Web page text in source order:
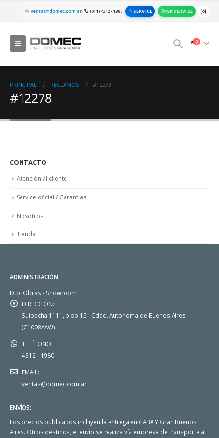
ventas@domec.com.ar| (011) 4312 - 1980 SERVICE WP SERVICE
0
PRINCIPAL RECLAMOS #12278
#12278
CONTACTO
Atención al cliente
Service oficial / Garantías
Nosotros
Tienda
ADMINISTRACIÓN
Dto. Obras - Showroom
DIRECCIÓN:
Suipacha 1111, piso 15 - Cdad. Autonoma de Buenos Aires
(C1008AAW)
TELÉFONO:
4312 - 1980
EMAIL:
ventas@domec.com.ar
ENVÍOS:
Los precios publicados incluyen la entrega en CABA Y Gran Buenos
Aires. Otros destinos, el envío se realiza vía empresa de transporte a